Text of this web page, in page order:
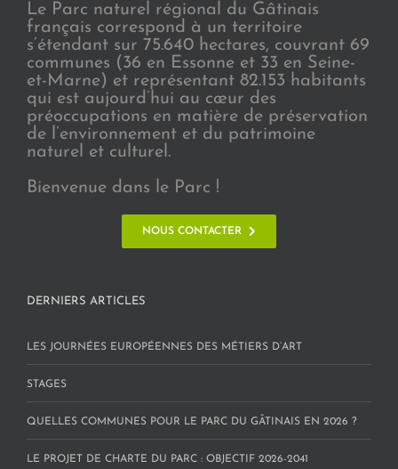
Le Parc naturel régional du Gâtinais
français correspond à un territoire
s’étendant sur 75.640 hectares, couvrant 69
communes (36 en Essonne et 33 en Seine-
et-Marne) et représentant 82.153 habitants
qui est aujourd’hui au cœur des
préoccupations en matière de préservation
de l’environnement et du patrimoine
naturel et culturel.
Bienvenue dans le Parc !
NOUS CONTACTER
DERNIERS ARTICLES
LES JOURNÉES EUROPÉENNES DES MÉTIERS D’ART
STAGES
QUELLES COMMUNES POUR LE PARC DU GÂTINAIS EN 2026 ?
LE PROJET DE CHARTE DU PARC : OBJECTIF 2026-2041